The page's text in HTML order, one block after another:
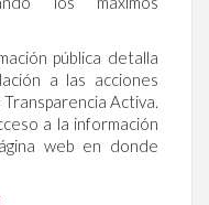
pública detalla
a las acciones
Activa.
a la información
web en donde